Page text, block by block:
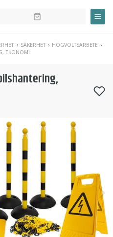
SÄKERHET
HÖGVOLTSARBETE
EKONOMI